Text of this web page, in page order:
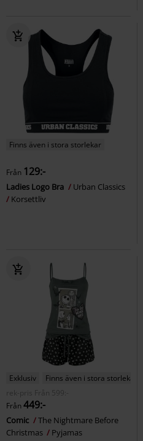
Finns även i stora storlekar
Från 129:-
Ladies Logo Bra
Urban Classics
Korsettliv
Exklusiv
Finns även i stora storlekar
rek-pris
Från
599:-
Från449:-
Comic
The Nightmare Before
Christmas
Pyjamas